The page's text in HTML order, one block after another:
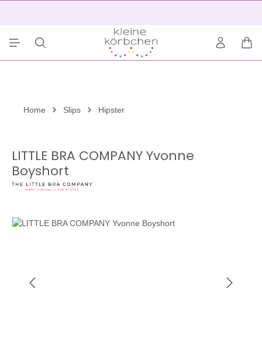
Home Slips Hipster
LITTLE BRA COMPANY Yvonne
Boyshort
Bildergalerie überspringen